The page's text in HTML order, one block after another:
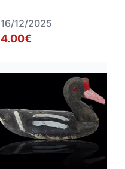
16/12/2025
4.00€